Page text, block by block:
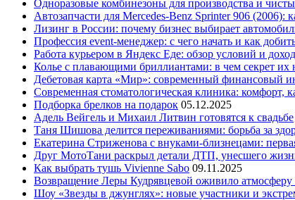
Одноразовые комбинезоны для производства и
Автозапчасти для Mercedes-Benz Sprinter 906 (2006):
Лизинг в России: почему бизнес выбирает
Профессия event-менеджер: с чего начать и как
Работа курьером в Яндекс Еде: обзор условий и
Колье с плавающими бриллиантами: в чем секрет их
Дебетовая карта «Мир»: современный финансовый
Современная стоматологическая клиника: комфорт,
Подборка брелков на подарок 05.12.2025
Адель Вейгель и Михаил Литвин готовятся к свадьбе
Таня Шишова делится переживаниями: борьба за
Екатерина Стриженова с внуками-близнецами:
Друг МотоТани раскрыл детали ДТП, унесшего
Как выбрать тушь Vivienne Sabo 09.11.2025
Возвращение Леры Кудрявцевой оживило
Шоу «Звезды в джунглях»: новые участники и